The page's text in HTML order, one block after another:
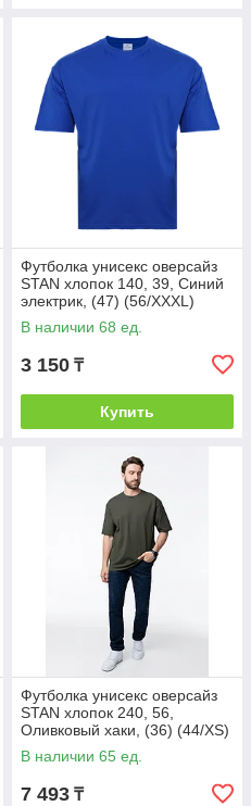
Футболка унисекс оверсайз
STAN хлопок 140, 39, Синий
электрик, (47) (56/XXXL)
В наличии 68 ед.
3 150 ₸
Купить
Футболка унисекс оверсайз
STAN хлопок 240, 56,
Оливковый хаки, (36) (44/XS)
В наличии 65 ед.
7 493 ₸